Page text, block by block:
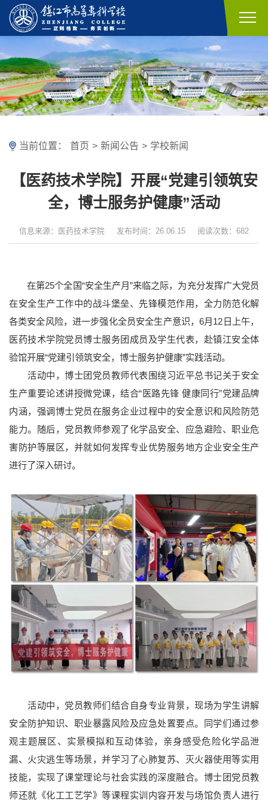
当前位置： 首页 > 新闻公告 > 学校新闻
【医药技术学院】开展“党建引领筑安
全，博士服务护健康”活动
信息来源：医药技术学院 发布时间：26.06.15 阅读次数：682
在第25个全国“安全生产月”来临之际，为充分发挥广大党员
在安全生产工作中的战斗堡垒、先锋模范作用，全力防范化解
各类安全风险，进一步强化全员安全生产意识，6月12日上午，
医药技术学院党员博士服务团成员及学生代表，赴镇江安全体
验馆开展“党建引领筑安全，博士服务护健康”实践活动。
活动中，博士团党员教师代表围绕习近平总书记关于安全
生产重要论述讲授微党课，结合“医路先锋 健康同行”党建品牌
内涵，强调博士党员在服务企业过程中的安全意识和风险防范
能力。随后，党员教师参观了化学品安全、应急避险、职业危
害防护等展区，并就如何发挥专业优势服务地方企业安全生产
进行了深入研讨。
活动中，党员教师们结合自身专业背景，现场为学生讲解
安全防护知识、职业暴露风险及应急处置要点。同学们通过参
观主题展区、实景模拟和互动体验，亲身感受危险化学品泄
漏、火灾逃生等场景，并学习了心肺复苏、灭火器使用等实用
技能，实现了课堂理论与社会实践的深度融合。博士团党员教
师还就《化工工艺学》等课程实训内容开发与场馆负责人进行